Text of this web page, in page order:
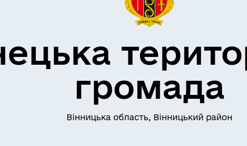
громада
Вінницька область, Вінницький район